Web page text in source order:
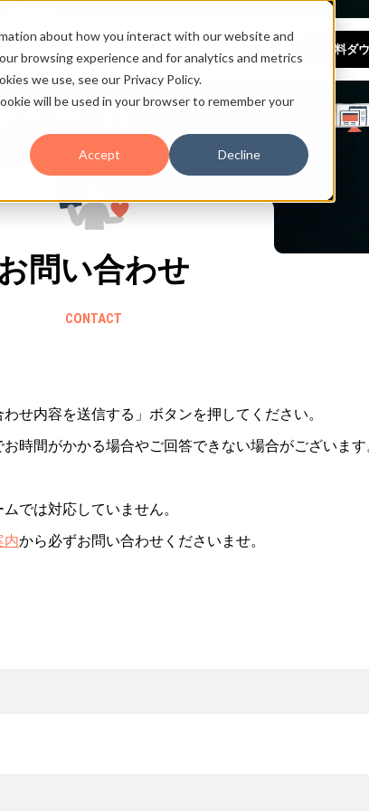
about how you interact with our website and
browsing experience and for analytics and metrics
we use, see our Privacy Policy.
will be used in your browser to remember your
Accept Decline
資料ダ
問い合わせ
CONTACT
せ内容を送信する」ボタンを押してください。
時間がかかる場合やご回答できない場合がございま
では対応していません。
内から必ずお問い合わせくださいませ。